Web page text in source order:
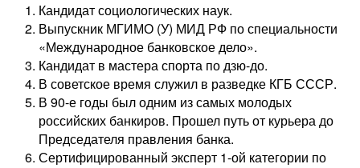
Кандидат социологических наук.
Выпускник МГИМО (У) МИД РФ по специальности
«Международное банковское дело».
Кандидат в мастера спорта по дзю-до.
В советское время служил в разведке КГБ СССР.
В 90-е годы был одним из самых молодых
российских банкиров. Прошел путь от курьера до
Председателя правления банка.
Сертифицированный эксперт 1-ой категории по